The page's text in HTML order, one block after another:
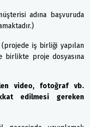
adına başvuruda
(projede iş birliği yapılan
birlikte proje dosyasına
video, fotoğraf vb.
edilmesi gereken